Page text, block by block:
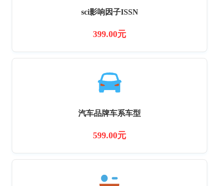
sci影响因子ISSN
399.00元
汽车品牌车系车型
599.00元